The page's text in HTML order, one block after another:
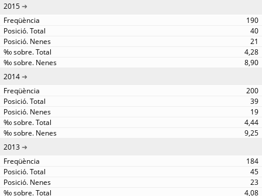
2015
190
40
21
4,28
8,90
2014
200
39
19
4,44
9,25
2013
184
45
23
4,08